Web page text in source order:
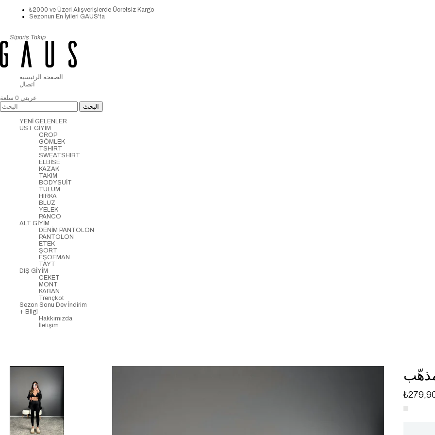
₺2000 ve Üzeri Alışverişlerde Ücretsiz Kargo
Sezonun En İyileri GAUS'ta
Sipariş Takip
الصفحة الرئيسية
اتصال
عربتي 0 سلعة
YENİ GELENLER
ÜST GİYİM
CROP
GÖMLEK
TSHIRT
SWEATSHIRT
ELBİSE
KAZAK
TAKIM
BODYSUİT
TULUM
HIRKA
BLUZ
YELEK
PANCO
ALT GİYİM
DENİM PANTOLON
PANTOLON
ETEK
ŞORT
EŞOFMAN
TAYT
DIŞ GİYİM
CEKET
MONT
KABAN
Trençkot
Sezon Sonu Dev İndirim
+ Bilgi
Hakkımızda
İletişim